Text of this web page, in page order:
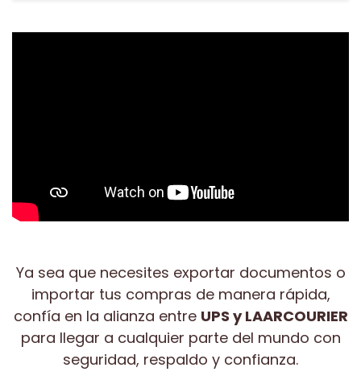
Ya sea que necesites exportar documentos o
importar tus compras de manera rápida,
confía en la alianza entre UPS y LAARCOURIER
para llegar a cualquier parte del mundo con
seguridad, respaldo y confianza.